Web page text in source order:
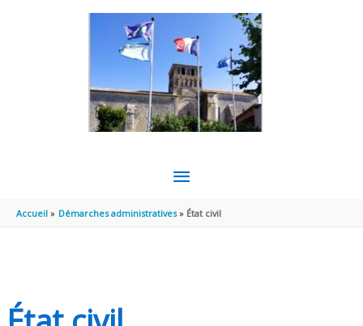
MENU
PRINCIPAL
Accueil Démarches administratives État civil